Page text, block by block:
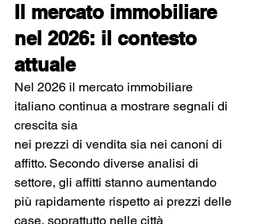
Il mercato immobiliare
nel 2026: il contesto
attuale
Nel 2026 il mercato immobiliare
italiano continua a mostrare segnali di
crescita sia
nei prezzi di vendita sia nei canoni di
affitto. Secondo diverse analisi di
settore, gli affitti stanno aumentando
più rapidamente rispetto ai prezzi delle
case, soprattutto nelle città